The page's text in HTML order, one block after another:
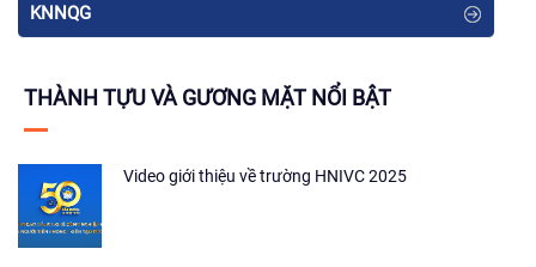
KNNQG
THÀNH TỰU VÀ GƯƠNG MẶT NỔI BẬT
Video giới thiệu về trường HNIVC 2025